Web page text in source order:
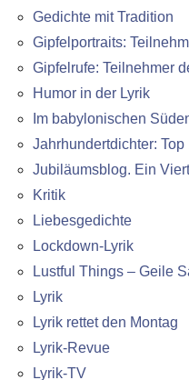
Gedichte mit Tradition
Gipfelportraits:
Gipfelrufe: Teilnehmer
Humor in der Lyrik
Im babylonischen
Jahrhundertdichter: Top
Jubiläumsblog. Ein
Kritik
Liebesgedichte
Lockdown-Lyrik
Lustful Things – Geile
Lyrik
Lyrik rettet den Montag
Lyrik-Revue
Lyrik-TV